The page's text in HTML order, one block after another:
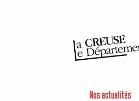
Nos actualités